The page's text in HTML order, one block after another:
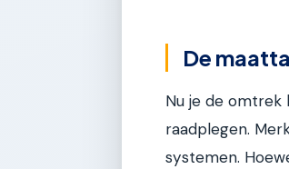
De
Nu je de
raadplegen.
systemen.